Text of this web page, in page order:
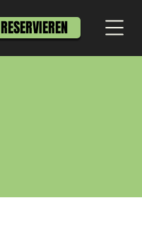
RESERVIEREN